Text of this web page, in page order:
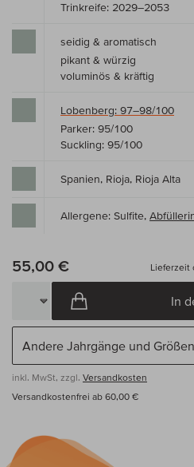
Trinkreife: 2029–2053
seidig & aromatisch
pikant & würzig
voluminös & kräftig
Lobenberg: 97–98/100
Parker: 95/100
Suckling: 95/100
Spanien, Rioja, Rioja Alta
Allergene: Sulfite,
55,00 € Lieferzeit
In
inkl. MwSt, zzgl. Versandkosten
Versandkostenfrei ab 60,00 €